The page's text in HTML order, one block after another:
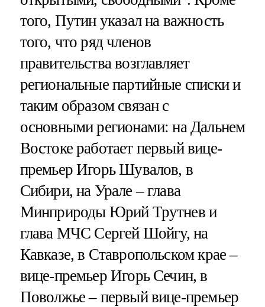
того, Путин указал на важность
того, что ряд членов
правительства возглавляет
региональные партийные списки и
таким образом связан с
основными регионами: на Дальнем
Востоке работает первый вице-
премьер Игорь Шувалов, в
Сибири, на Урале – глава
Минприроды Юрий Трутнев и
глава МЧС Сергей Шойгу, на
Кавказе, в Ставропольском крае –
вице-премьер Игорь Сечин, в
Поволжье – первый вице-премьер